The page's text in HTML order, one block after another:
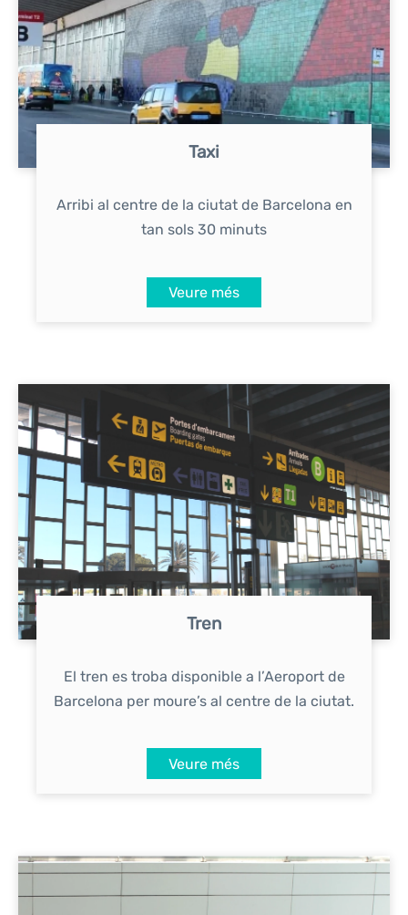
Taxi
Arribi al centre de la ciutat de Barcelona en
tan sols 30 minuts
Veure més
Tren
El tren es troba disponible a l’Aeroport de
Barcelona per moure’s al centre de la ciutat.
Veure més